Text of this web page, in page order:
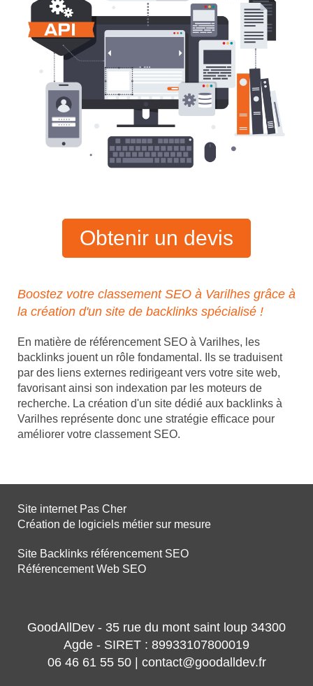
Obtenir un devis
Boostez votre classement SEO à Varilhes grâce à
la création d'un site de backlinks spécialisé !
En matière de référencement SEO à Varilhes, les
backlinks jouent un rôle fondamental. Ils se traduisent
par des liens externes redirigeant vers votre site web,
favorisant ainsi son indexation par les moteurs de
recherche. La création d'un site dédié aux backlinks à
Varilhes représente donc une stratégie efficace pour
améliorer votre classement SEO.
Site internet Pas Cher
Création de logiciels métier sur mesure
Site Backlinks référencement SEO
Référencement Web SEO
GoodAllDev - 35 rue du mont saint loup 34300
Agde - SIRET : 89933107800019
06 46 61 55 50 | contact@goodalldev.fr